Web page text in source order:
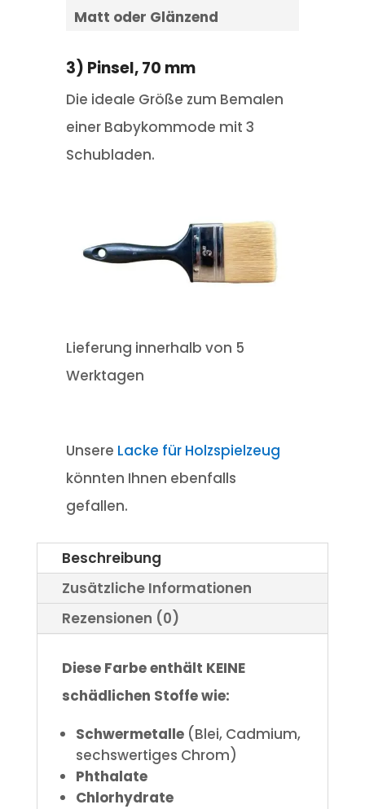
Matt oder Glänzend
3) Pinsel, 70 mm
Die ideale Größe zum Bemalen
einer Babykommode mit 3
Schubladen.
Lieferung innerhalb von 5
Werktagen
Unsere Lacke für Holzspielzeug
könnten Ihnen ebenfalls
gefallen.
Beschreibung
Zusätzliche Informationen
Rezensionen (0)
Diese Farbe enthält KEINE
schädlichen Stoffe wie:
Schwermetalle(Blei, Cadmium,
sechswertiges Chrom)
Phthalate
Chlorhydrate